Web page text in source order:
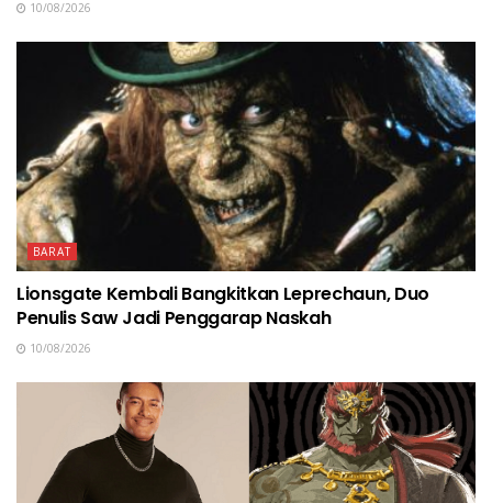
10/08/2026
BARAT
Lionsgate Kembali Bangkitkan Leprechaun, Duo
Penulis Saw Jadi Penggarap Naskah
10/08/2026